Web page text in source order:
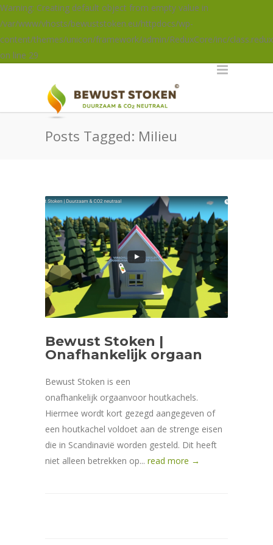
Warning: Creating default object from empty value in
/var/www/vhosts/bewuststoken.eu/httpdocs/wp-
content/themes/unicon/framework/admin/ReduxCore/inc/
on line 29
Posts Tagged: Milieu
Bewust Stoken |
Onafhankelijk orgaan
Bewust Stoken is een
onafhankelijk orgaanvoor houtkachels.
Hiermee wordt kort gezegd aangegeven of
een houtkachel voldoet aan de strenge eisen
die in Scandinavië worden gesteld. Dit heeft
niet alleen betrekken op... read more →